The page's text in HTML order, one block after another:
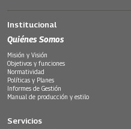
Institucional
Quiénes Somos
Misión y Visión
Objetivos y funciones
Normatividad
Políticas y Planes
Informes de Gestión
Manual de producción y estilo
Servicios